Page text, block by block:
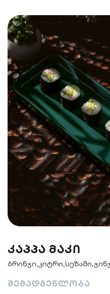
სუშის ტორტი
სენდვიჩი
პოკე & ბურიტო
ᲙᲐᲞᲞᲐ ᲛᲐᲙᲘ
შემადგენლობა